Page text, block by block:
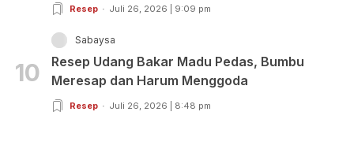
Resep Juli 26, 2026 | 9:09 pm
10
Sabaysa
Resep Udang Bakar Madu Pedas, Bumbu
Meresap dan Harum Menggoda
Resep Juli 26, 2026 | 8:48 pm